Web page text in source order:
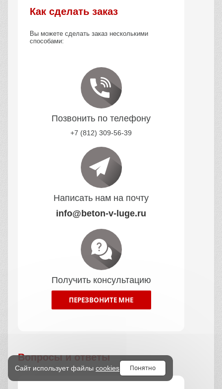
Как сделать заказ
Вы можете сделать заказ несколькими
способами:
Позвонить по телефону
+7 (812) 309-56-39
Написать нам на почту
info@beton-v-luge.ru
Получить консультацию
ПЕРЕЗВОНИТЕ МНЕ
Вопросы и ответы
Сайт использует файлы cookies Понятно